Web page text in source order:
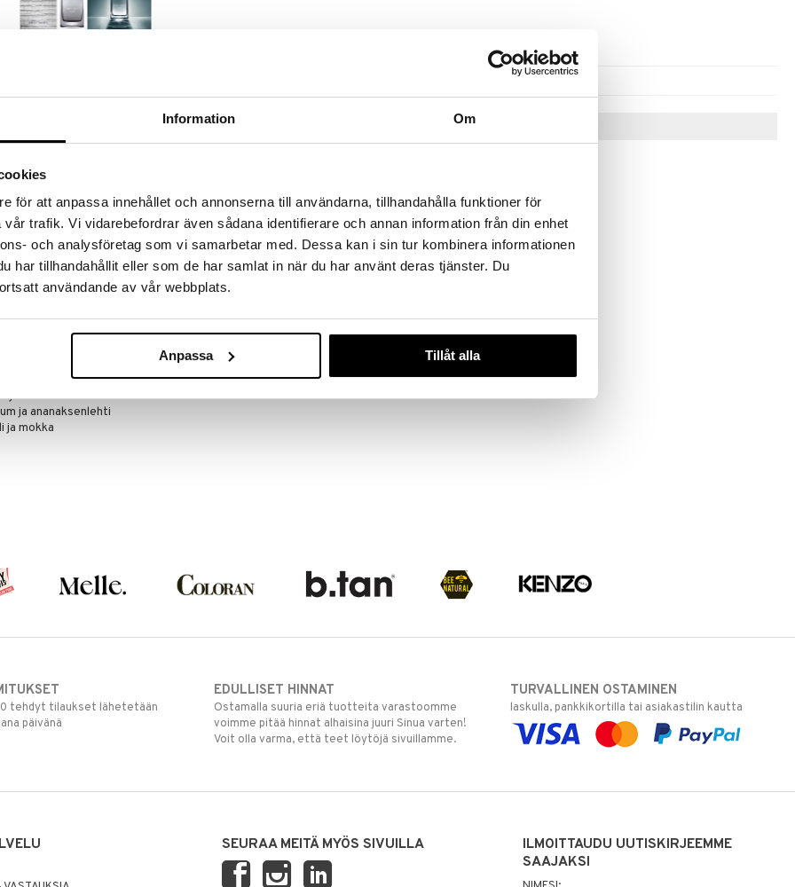
Information Om
för att anpassa innehållet och annonserna till användarna, tillhandahålla funktioner för
trafik. Vi vidarebefordrar även sådana identifierare och annan information från din enhet
och analysföretag som vi samarbetar med. Dessa kan i sin tur kombinera informationen
har tillhandahållit eller som de har samlat in när du har använt deras tjänster. Du
användande av vår webbplats.
Anpassa Tillåt alla
löydöt kotiin!
suuren valikoiman jännittäviä tuotteita
31.8.2026 asti mutta ole nopea -
voivat päästä loppumaan!
ale-löydöt »
2014 ja se on moderni, raikas tuoksu yhdistäen
käsityöhön. Kuten miesten kokoelmansa,
ja mandariini
ja ananaksenlehti
ja mokka
Jimmy Choo Man -
Deodorant Stick
31,95 €
tehdyt tilaukset lähetetään
päivänä
EDULLISET HINNAT
Ostamalla suuria eriä tuotteita varastoomme
voimme pitää hinnat alhaisina juuri Sinua varten!
Voit olla varma, että teet löytöjä sivuillamme.
TURVALLINEN OSTAMINEN
laskulla, pankkikortilla tai asiakastilin kautta
SEURAA MEITÄ MYÖS SIVUILLA
ILMOITTAUDU UUTISKIRJEEMME
SAAJAKSI